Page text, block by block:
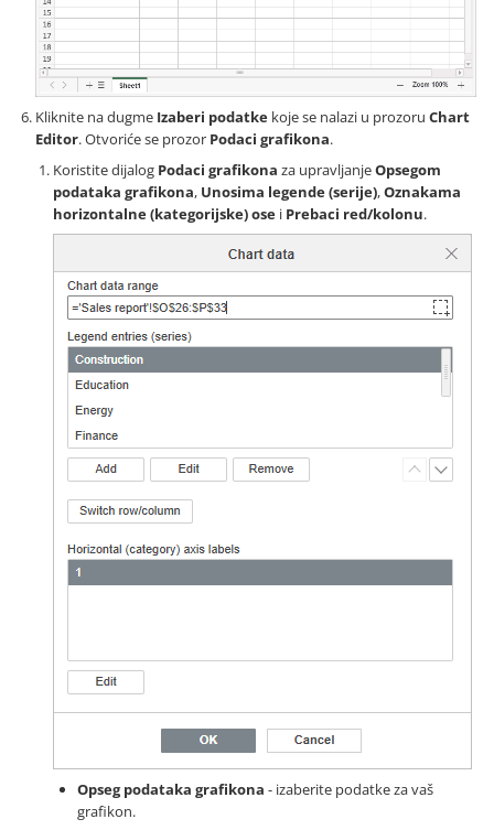
Kliknite na dugme Izaberi podatke koje se nalazi u prozoru Chart
Editor. Otvoriće se prozor Podaci grafikona.
Koristite dijalog Podaci grafikona za upravljanjeOpsegom
podataka grafikona, Unosima legende (serije),Oznakama
horizontalne (kategorijske) ose i Prebaci red/kolonu.
Opseg podataka grafikona - izaberite podatke za vaš
grafikon.